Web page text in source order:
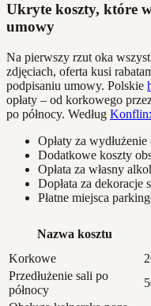
Ukryte koszty, które
umowy
Na pierwszy rzut oka
zdjęciach, oferta kusi
podpisaniu umowy. Polskie
opłaty – od korkowego
po północy. Według
Opłaty za
Dodatkowe koszty
Opłata za własny
Dopłata za dekoracje
Płatne miejsca
Nazwa kosztu
Korkowe
Przedłużenie sali po
północy